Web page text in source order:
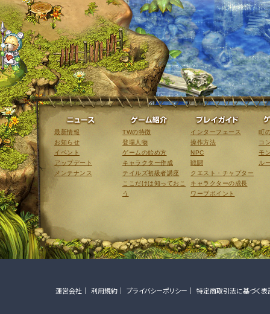
ニュース
最新情報
お知らせ
イベント
アップデート
メンテナンス
ゲーム紹介
TWの特徴
登場人物
ゲームの始め方
キャラクター作成
テイルズ初級者講座
ここだけは知っておこ
う
インターフェース
操作方法
NPC
戦闘
クエスト・チャプター
キャラクターの成長
ワープポイント
町
コ
モ
ル
運営会社 利用規約 プライバシーポリシー 特定商取引法に基づく表